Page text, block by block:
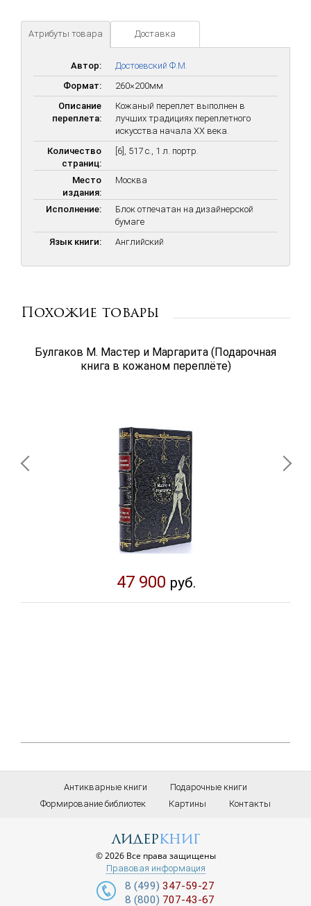
Атрибуты товара Доставка
Автор:
Достоевский Ф.М.
Формат:
260×200мм
Описание
переплета:
Кожаный переплет выполнен в
лучших традициях переплетного
искусства начала ХХ века.
Количество
страниц:
[6], 517 с., 1 л. портр.
Место
издания:
Москва
Исполнение:
Блок отпечатан на дизайнерской
бумаге
Язык книги:
Английский
Похожие товары
Булгаков М. Мастер и Маргарита (Подарочная
книга в кожаном переплёте)
47 900 руб.
Антикварные книги
Подарочные книги
Формирование библиотек
Картины Контакты
лидеркниг
© 2026 Все права защищены
Правовая информация
8 (499) 347-59-27
8 (800) 707-43-67